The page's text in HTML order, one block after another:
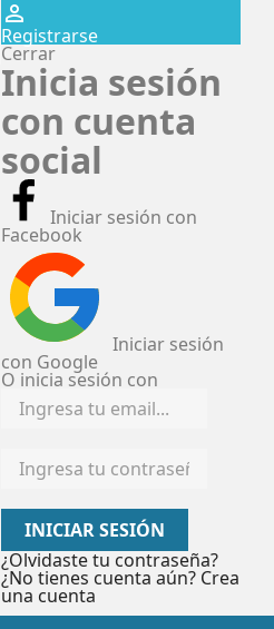
perm_identity
Registrarse
Cerrar
Inicia sesión
con cuenta
social
Iniciar sesión con
Facebook
Iniciar sesión
con Google
O inicia sesión con
INICIAR SESIÓN
¿Olvidaste tu contraseña?
¿No tienes cuenta aún? Crea
una cuenta